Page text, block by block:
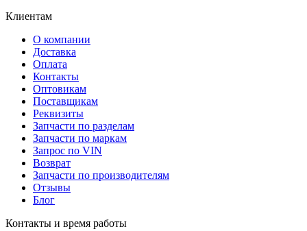
Клиентам
О компании
Доставка
Оплата
Контакты
Оптовикам
Поставщикам
Реквизиты
Запчасти по разделам
Запчасти по маркам
Запрос по VIN
Возврат
Запчасти по производителям
Отзывы
Блог
Контакты и время работы